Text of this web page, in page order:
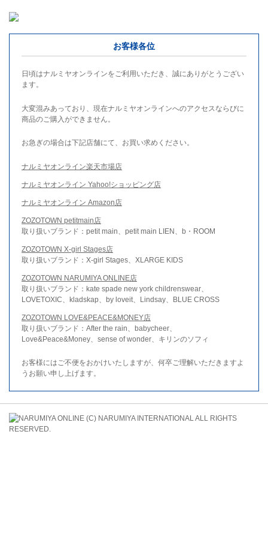
お客様各位
日頃はナルミヤオンラインをご利用いただき、誠にありがとうござい
ます。
大変混みあっており、現在ナルミヤオンラインへのアクセスならびに
商品のご購入ができません。
お急ぎの場合は下記店舗にて、お買い求めください。
ナルミヤオンライン楽天市場店
ナルミヤオンライン Yahoo!ショッピング店
ナルミヤオンライン Amazon店
ZOZOTOWN petitmain店
取り扱いブランド：petit main、petit main LIEN、b・ROOM
ZOZOTOWN X-girl Stages店
取り扱いブランド：X-girl Stages、XLARGE KIDS
ZOZOTOWN NARUMIYA ONLINE店
取り扱いブランド：kate spade new york childrenswear、
LOVETOXIC、kladskap、by loveit、Lindsay、BLUE CROSS
ZOZOTOWN LOVE&PEACE&MONEY店
取り扱いブランド：After the rain、babycheer、
Love&Peace&Money、sense of wonder、キリンのソフィ
お客様にはご不便をおかけいたしますが、何卒ご理解いただきますよ
うお願い申し上げます。